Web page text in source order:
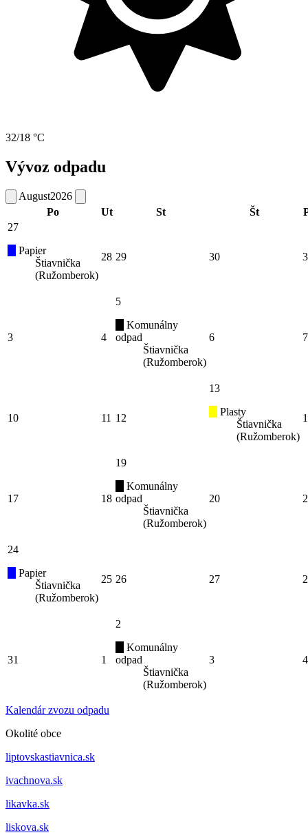
32/18 °C
Vývoz odpadu
August2026
Po
Ut St Št
27
Papier
Štiavnička
(Ružomberok)
28 29 30
3 4
5
Komunálny
odpad
Štiavnička
(Ružomberok)
6 7
10 11 12
13
Plasty
Štiavnička
(Ružomberok)
17 18
19
Komunálny
odpad
Štiavnička
(Ružomberok)
20
24
Papier
Štiavnička
(Ružomberok)
25 26 27
31 1
2
Komunálny
odpad
Štiavnička
(Ružomberok)
3 4
Kalendár zvozu odpadu
Okolité obce
liptovskastiavnica.sk
ivachnova.sk
likavka.sk
liskova.sk